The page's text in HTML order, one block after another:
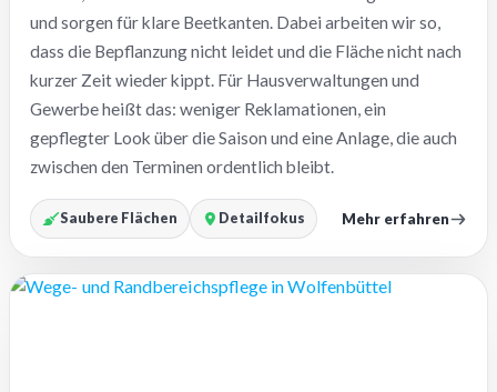
und sorgen für klare Beetkanten. Dabei arbeiten wir so,
dass die Bepflanzung nicht leidet und die Fläche nicht nach
kurzer Zeit wieder kippt. Für Hausverwaltungen und
Gewerbe heißt das: weniger Reklamationen, ein
gepflegter Look über die Saison und eine Anlage, die auch
zwischen den Terminen ordentlich bleibt.
Saubere Flächen Detailfokus Mehr erfahren